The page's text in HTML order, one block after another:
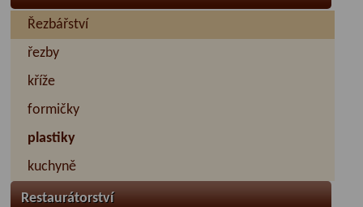
Řezbářství
řezby
kříže
formičky
plastiky
kuchyně
Restaurátorství